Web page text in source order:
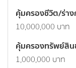
คุ้มครองชีวิต/ร่า
10,000,000 บาท
คุ้มครองทรัพย์สิ
1,000,000 บาท